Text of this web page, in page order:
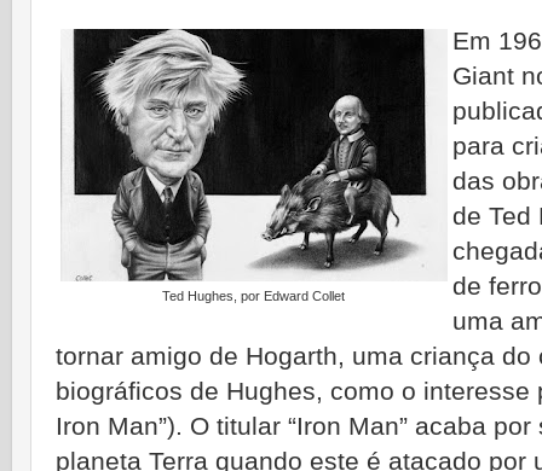
Ted Hughes, por Edward Collet
Em
Giant
para
das
de Ted
de
uma
tornar amigo de Hogarth, uma criança
biográficos de Hughes, como o interesse
Iron Man”). O titular “Iron Man” acaba
planeta Terra quando este é atacado por